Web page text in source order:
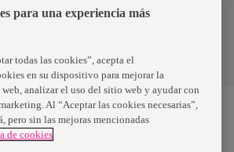
y condiciones
Essity - una compañía global líder en
para una experiencia más
todas las cookies”, acepta el
en su dispositivo para mejorar la
analizar el uso del sitio web y ayudar con
Al “Aceptar las cookies necesarias”,
pero sin las mejoras mencionadas
de cookies